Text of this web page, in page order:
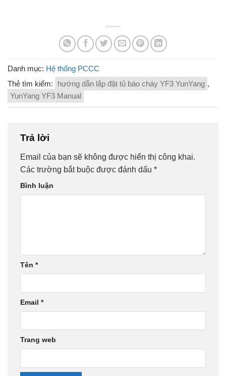
Danh mục: Hệ thống PCCC
Thẻ tìm kiếm:
hướng dẫn lắp đặt tủ báo cháy YF3 YunYang ,
YunYang YF3 Manual
Trả lời
Email của bạn sẽ không được hiển thị công khai.
Các trường bắt buộc được đánh dấu *
Bình luận
Tên *
Email *
Trang web